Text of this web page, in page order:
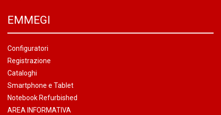
EMMEGI
Configuratori
Registrazione
Cataloghi
Smartphone e Tablet
Notebook Refurbished
AREA INFORMATIVA